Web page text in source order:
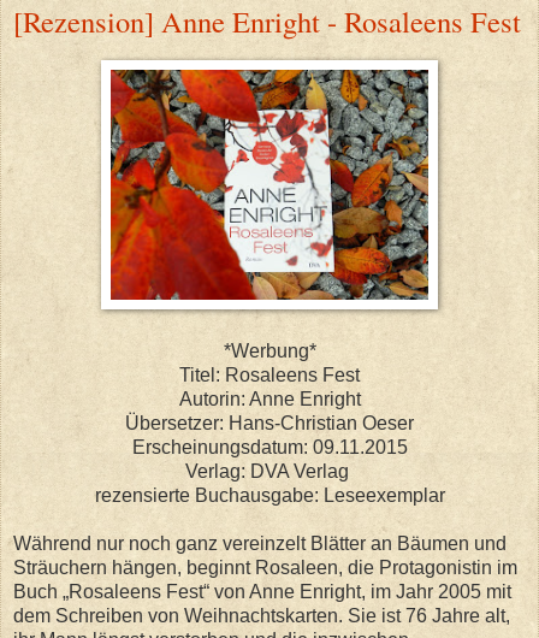
[Rezension] Anne Enright - Rosaleens Fest
*Werbung*
Titel: Rosaleens Fest
Autorin: Anne Enright
Übersetzer: Hans-Christian Oeser
Erscheinungsdatum: 09.11.2015
Verlag: DVA Verlag
rezensierte Buchausgabe: Leseexemplar
Während nur noch ganz vereinzelt Blätter an Bäumen und
Sträuchern hängen, beginnt Rosaleen, die Protagonistin im
Buch „Rosaleens Fest“ von Anne Enright, im Jahr 2005 mit
dem Schreiben von Weihnachtskarten. Sie ist 76 Jahre alt,